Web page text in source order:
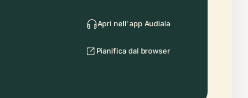
Apri nell'app Audiala
Pianifica dal browser